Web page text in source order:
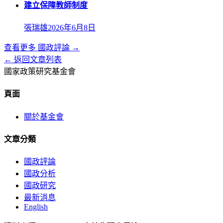
建立保障教師制度
張瑞雄2026年6月8日
查看更多 國政評論 →
← 返回文章列表
國家政策研究基金會
頁面
關於基金會
文章分類
國政評論
國政分析
國政研究
最新消息
English